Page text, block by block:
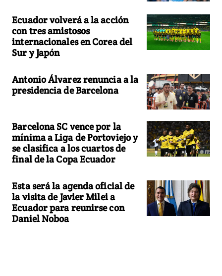
Ecuador volverá a la acción
con tres amistosos
internacionales en Corea del
Sur y Japón
Antonio Álvarez renuncia a la
presidencia de Barcelona
Barcelona SC vence por la
mínima a Liga de Portoviejo y
se clasifica a los cuartos de
final de la Copa Ecuador
Esta será la agenda oficial de
la visita de Javier Milei a
Ecuador para reunirse con
Daniel Noboa